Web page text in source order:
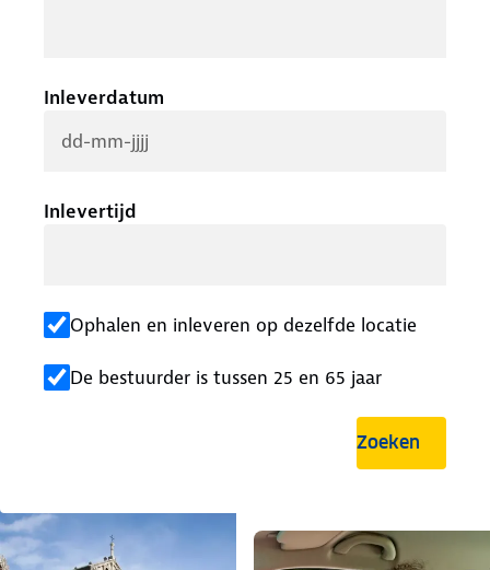
Inleverdatum
Inlevertijd
Ophalen en inleveren op dezelfde locatie
De bestuurder is tussen 25 en 65 jaar
Zoeken